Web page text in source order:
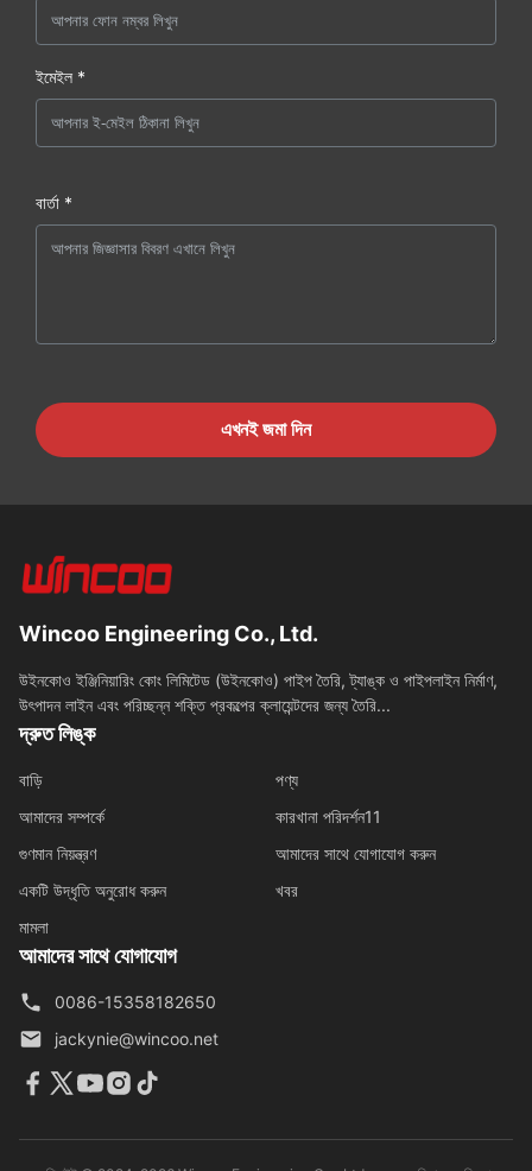
ইমেইল *
বার্তা *
এখনই জমা দিন
Wincoo Engineering Co., Ltd.
উইনকোও ইঞ্জিনিয়ারিং কোং লিমিটেড (উইনকোও) পাইপ তৈরি, ট্যাঙ্ক ও পাইপলাইন নির্মাণ,
উৎপাদন লাইন এবং পরিচ্ছন্ন শক্তি প্রকল্পের ক্লায়েন্টদের জন্য তৈরি...
দ্রুত লিঙ্ক
বাড়ি
পণ্য
আমাদের সম্পর্কে
কারখানা পরিদর্শন11
গুণমান নিয়ন্ত্রণ
আমাদের সাথে যোগাযোগ করুন
একটি উদ্ধৃতি অনুরোধ করুন
খবর
মামলা
আমাদের সাথে যোগাযোগ
0086-15358182650
jackynie@wincoo.net